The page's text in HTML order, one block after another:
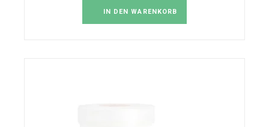
IN DEN WARENKORB